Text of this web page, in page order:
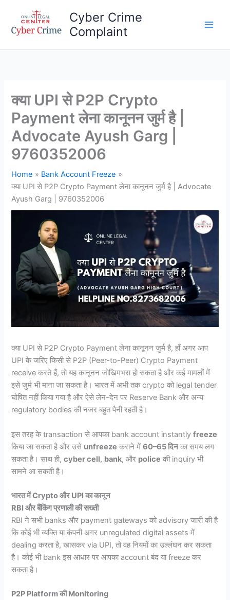
content
Cyber Crime
Complaint
क्या UPI से P2P Crypto
Payment लेना कानूनन जुर्म है |
Advocate Ayush Garg |
9760352006
Home
Bank Account Freeze
क्या UPI से P2P Crypto Payment लेना कानूनन जुर्म है | Advocate
Ayush Garg | 9760352006
क्या UPI से P2P Crypto Payment लेना कानूनन जुर्म है, हाँ अगर आप
UPI के जरिए किसी से P2P (Peer-to-Peer) Crypto Payment
receive करते हैं, तो यह कानूनन जोखिमभरा हो सकता है और कई मामलों में
इसे जुर्म भी माना जा सकता है। भारत में अभी तक crypto को legal tender
घोषित नहीं किया गया है और ऐसे लेन-देन पर Reserve Bank और अन्य
regulatory bodies की नजर बहुत पैनी रहती है।
इस तरह के transaction से आपका bank account instantlyfreeze
किया जा सकता है और उसे unfreeze कराने में60–65 दिनका समय लग
सकता है। साथ ही,cyber cell, bank, और police की inquiry भी
सामने आ सकती है।
भारत में Crypto और UPI का कानून
RBI और बैंकिंग प्रणाली की सख्ती
RBI ने सभी banks और payment gateways को advisory जारी की है
कि कोई भी व्यक्ति या कंपनी अगर unregulated digital assets में
dealing करता है, खासकर via UPI, तो वह नियमों का उल्लंघन कर सकता
है। कोई भी bank इस आधार पर आपका account बंद या freeze कर
सकता है।
P2P Platform की Monitoring